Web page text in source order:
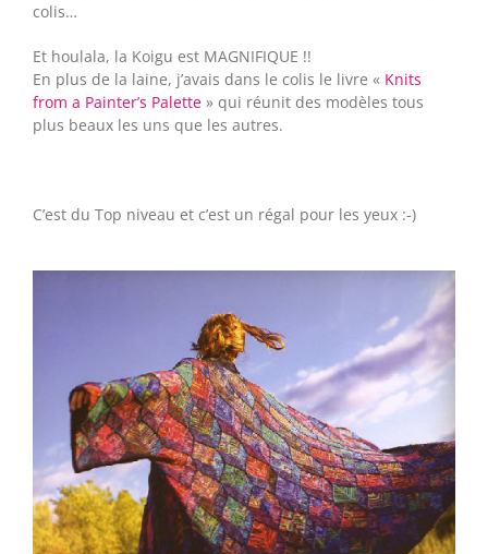
colis…
Et houlala, la Koigu est MAGNIFIQUE !!
En plus de la laine, j’avais dans le colis le livre « Knits
from a Painter’s Palette » qui réunit des modèles tous
plus beaux les uns que les autres.
C’est du Top niveau et c’est un régal pour les yeux :-)